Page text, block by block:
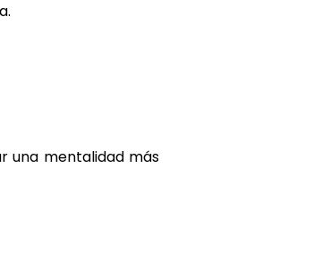
una mentalidad más